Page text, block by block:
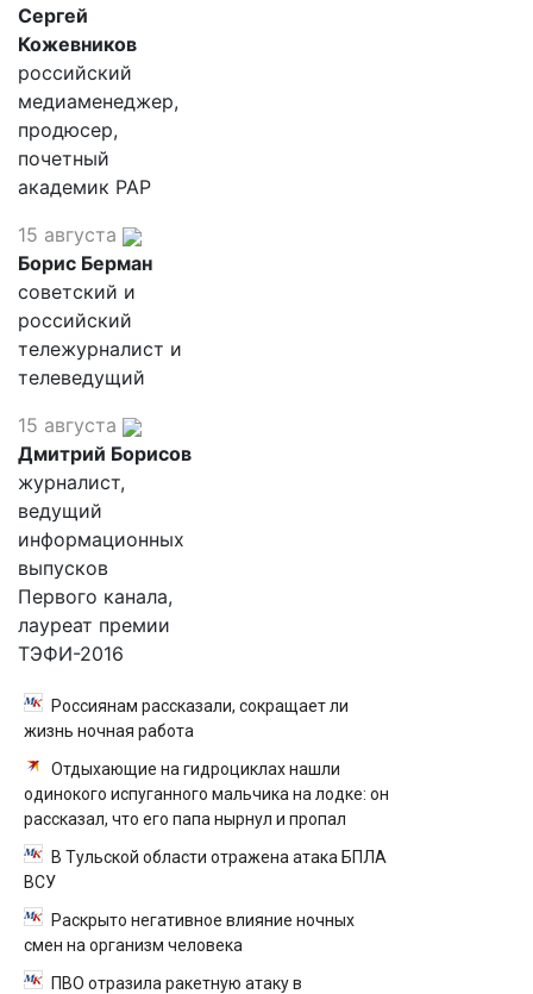
Сергей
Кожевников
российский
медиаменеджер,
продюсер,
почетный
академик РАР
15 августа
Борис Берман
советский и
российский
тележурналист и
телеведущий
15 августа
Дмитрий Борисов
журналист,
ведущий
информационных
выпусков
Первого канала,
лауреат премии
ТЭФИ-2016
Россиянам рассказали, сокращает ли
жизнь ночная работа
Отдыхающие на гидроциклах нашли
одинокого испуганного мальчика на лодке: он
рассказал, что его папа нырнул и пропал
В Тульской области отражена атака БПЛА
ВСУ
Раскрыто негативное влияние ночных
смен на организм человека
ПВО отразила ракетную атаку в